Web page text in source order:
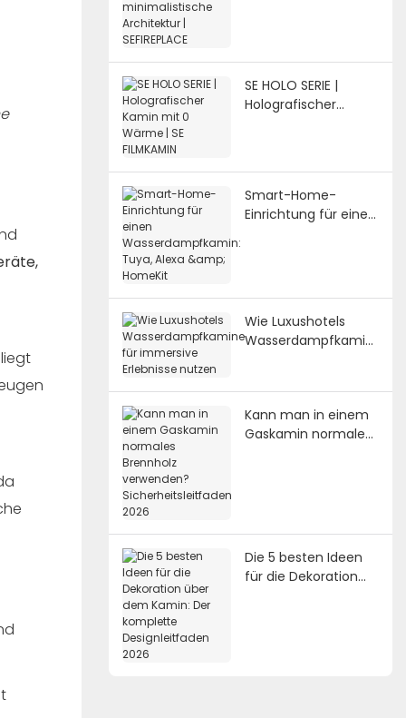
SE HOLO SERIE |
Holografischer
Smart-Home-
Einrichtung für einen
Wie Luxushotels
Wasserdampfkamin
Kann man in einem
Gaskamin normales
Die 5 besten Ideen
für die Dekoration